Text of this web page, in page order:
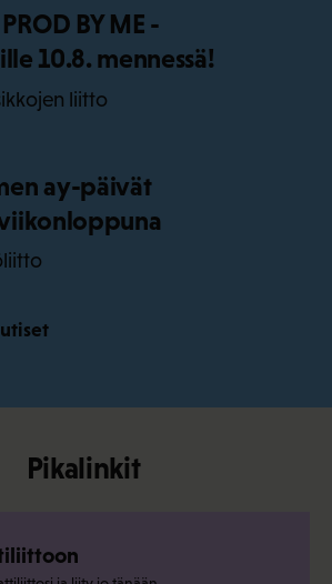
BY ME -
10.8. mennessä!
liitto
ay-päivät
Pikalinkit